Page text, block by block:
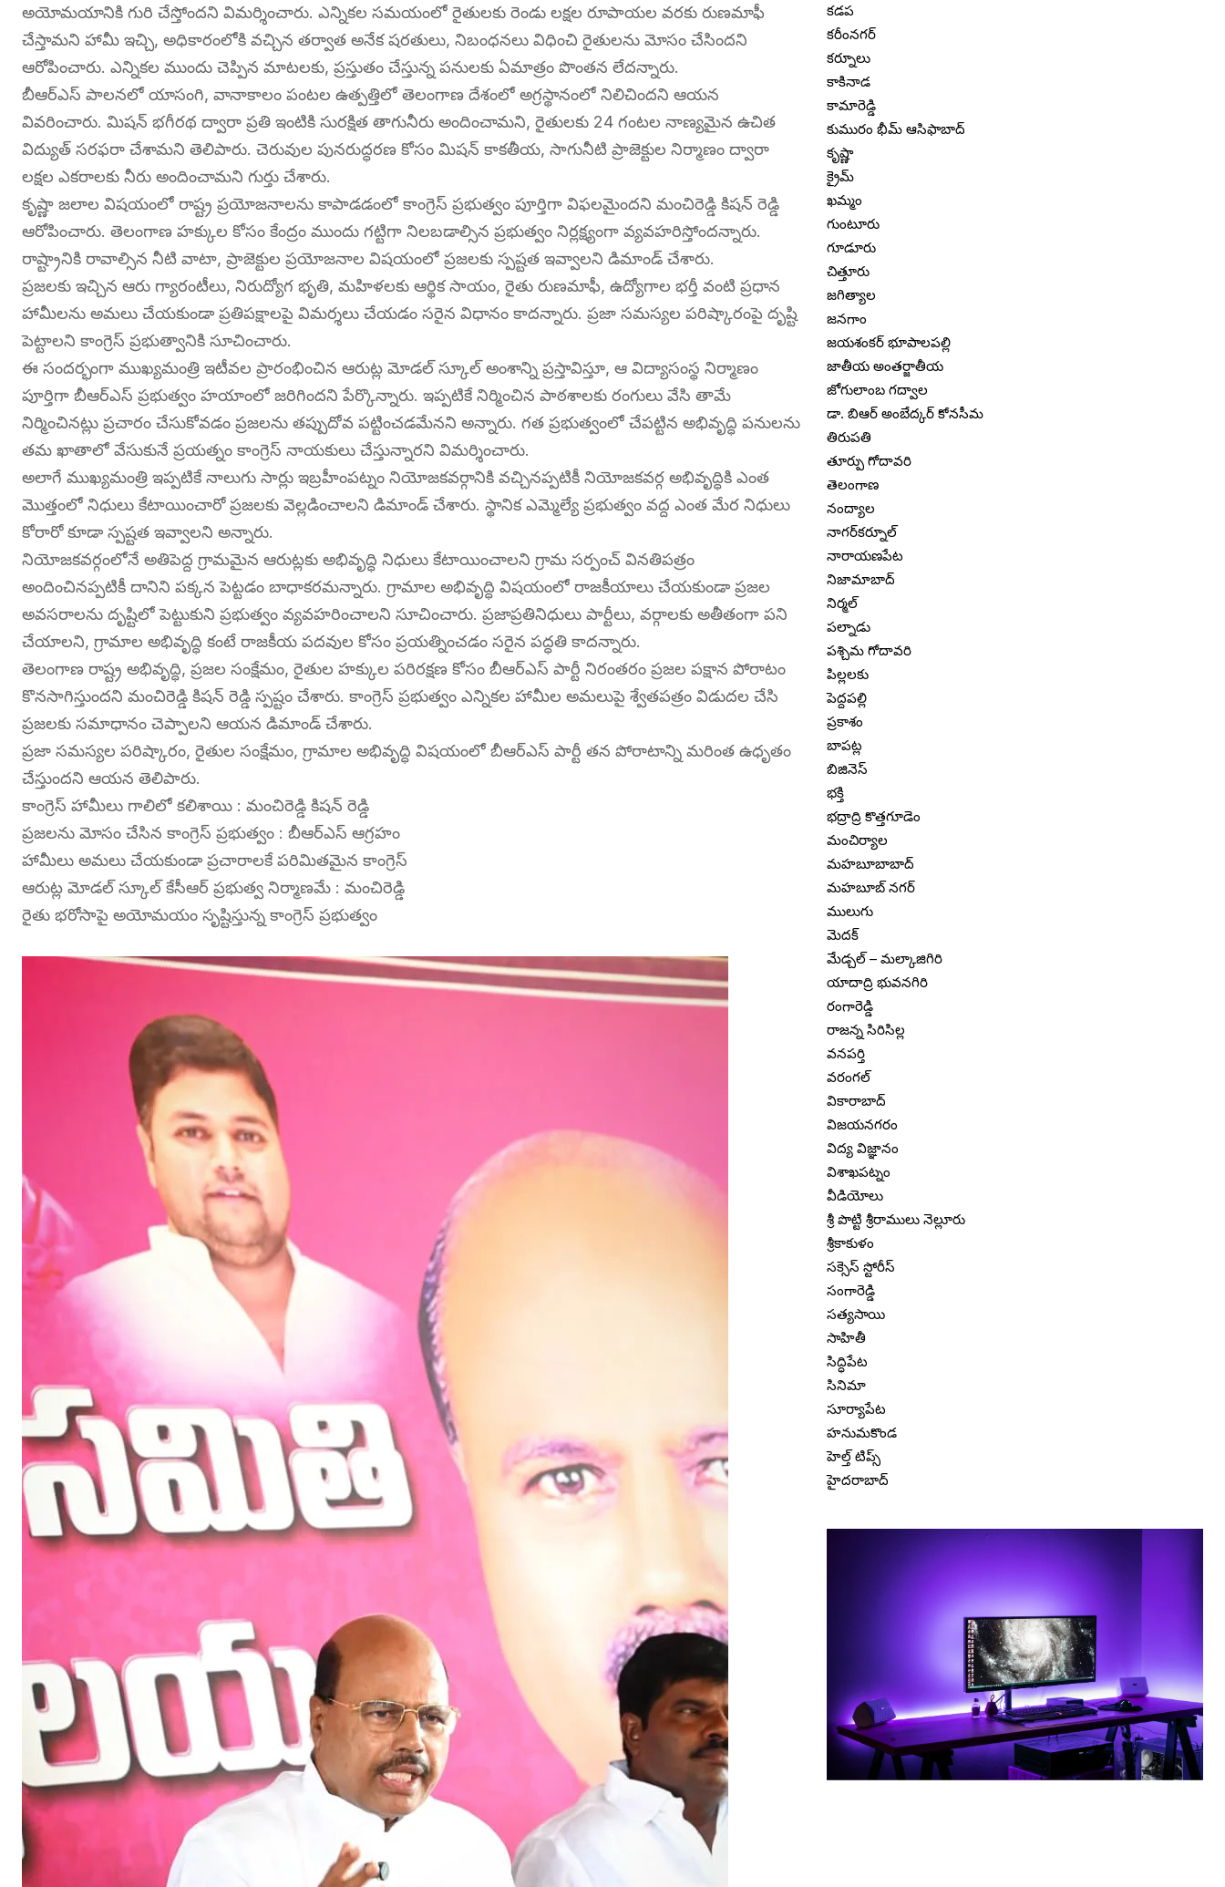
అయోమయానికి గురి చేస్తోందని విమర్శించారు. ఎన్నికల సమయంలో రైతులకు రెండు లక్షల రూపాయల వరకు రుణమాఫీ
చేస్తామని హామీ ఇచ్చి, అధికారంలోకి వచ్చిన తర్వాత అనేక షరతులు, నిబంధనలు విధించి రైతులను మోసం చేసిందని
ఆరోపించారు. ఎన్నికల ముందు చెప్పిన మాటలకు, ప్రస్తుతం చేస్తున్న పనులకు ఏమాత్రం పొంతన లేదన్నారు.
బీఆర్ఎస్ పాలనలో యాసంగి, వానాకాలం పంటల ఉత్పత్తిలో తెలంగాణ దేశంలో అగ్రస్థానంలో నిలిచిందని ఆయన
వివరించారు. మిషన్ భగీరథ ద్వారా ప్రతి ఇంటికి సురక్షిత తాగునీరు అందించామని, రైతులకు 24 గంటల నాణ్యమైన ఉచిత
విద్యుత్ సరఫరా చేశామని తెలిపారు. చెరువుల పునరుద్ధరణ కోసం మిషన్ కాకతీయ, సాగునీటి ప్రాజెక్టుల నిర్మాణం ద్వారా
లక్షల ఎకరాలకు నీరు అందించామని గుర్తు చేశారు.
కృష్ణా జలాల విషయంలో రాష్ట్ర ప్రయోజనాలను కాపాడడంలో కాంగ్రెస్ ప్రభుత్వం పూర్తిగా విఫలమైందని మంచిరెడ్డి కిషన్ రెడ్డి
ఆరోపించారు. తెలంగాణ హక్కుల కోసం కేంద్రం ముందు గట్టిగా నిలబడాల్సిన ప్రభుత్వం నిర్లక్ష్యంగా వ్యవహరిస్తోందన్నారు.
రాష్ట్రానికి రావాల్సిన నీటి వాటా, ప్రాజెక్టుల ప్రయోజనాల విషయంలో ప్రజలకు స్పష్టత ఇవ్వాలని డిమాండ్ చేశారు.
ప్రజలకు ఇచ్చిన ఆరు గ్యారంటీలు, నిరుద్యోగ భృతి, మహిళలకు ఆర్థిక సాయం, రైతు రుణమాఫీ, ఉద్యోగాల భర్తీ వంటి ప్రధాన
హామీలను అమలు చేయకుండా ప్రతిపక్షాలపై విమర్శలు చేయడం సరైన విధానం కాదన్నారు. ప్రజా సమస్యల పరిష్కారంపై దృష్టి
పెట్టాలని కాంగ్రెస్ ప్రభుత్వానికి సూచించారు.
ఈ సందర్భంగా ముఖ్యమంత్రి ఇటీవల ప్రారంభించిన ఆరుట్ల మోడల్ స్కూల్ అంశాన్ని ప్రస్తావిస్తూ, ఆ విద్యాసంస్థ నిర్మాణం
పూర్తిగా బీఆర్ఎస్ ప్రభుత్వం హయాంలో జరిగిందని పేర్కొన్నారు. ఇప్పటికే నిర్మించిన పాఠశాలకు రంగులు వేసి తామే
నిర్మించినట్లు ప్రచారం చేసుకోవడం ప్రజలను తప్పుదోవ పట్టించడమేనని అన్నారు. గత ప్రభుత్వంలో చేపట్టిన అభివృద్ధి పనులను
తమ ఖాతాలో వేసుకునే ప్రయత్నం కాంగ్రెస్ నాయకులు చేస్తున్నారని విమర్శించారు.
అలాగే ముఖ్యమంత్రి ఇప్పటికే నాలుగు సార్లు ఇబ్రహీంపట్నం నియోజకవర్గానికి వచ్చినప్పటికీ నియోజకవర్గ అభివృద్ధికి ఎంత
మొత్తంలో నిధులు కేటాయించారో ప్రజలకు వెల్లడించాలని డిమాండ్ చేశారు. స్థానిక ఎమ్మెల్యే ప్రభుత్వం వద్ద ఎంత మేర నిధులు
కోరారో కూడా స్పష్టత ఇవ్వాలని అన్నారు.
నియోజకవర్గంలోనే అతిపెద్ద గ్రామమైన ఆరుట్లకు అభివృద్ధి నిధులు కేటాయించాలని గ్రామ సర్పంచ్ వినతిపత్రం
అందించినప్పటికీ దానిని పక్కన పెట్టడం బాధాకరమన్నారు. గ్రామాల అభివృద్ధి విషయంలో రాజకీయాలు చేయకుండా ప్రజల
అవసరాలను దృష్టిలో పెట్టుకుని ప్రభుత్వం వ్యవహరించాలని సూచించారు. ప్రజాప్రతినిధులు పార్టీలు, వర్గాలకు అతీతంగా పని
చేయాలని, గ్రామాల అభివృద్ధి కంటే రాజకీయ పదవుల కోసం ప్రయత్నించడం సరైన పద్ధతి కాదన్నారు.
తెలంగాణ రాష్ట్ర అభివృద్ధి, ప్రజల సంక్షేమం, రైతుల హక్కుల పరిరక్షణ కోసం బీఆర్ఎస్ పార్టీ నిరంతరం ప్రజల పక్షాన పోరాటం
కొనసాగిస్తుందని మంచిరెడ్డి కిషన్ రెడ్డి స్పష్టం చేశారు. కాంగ్రెస్ ప్రభుత్వం ఎన్నికల హామీల అమలుపై శ్వేతపత్రం విడుదల చేసి
ప్రజలకు సమాధానం చెప్పాలని ఆయన డిమాండ్ చేశారు.
ప్రజా సమస్యల పరిష్కారం, రైతుల సంక్షేమం, గ్రామాల అభివృద్ధి విషయంలో బీఆర్ఎస్ పార్టీ తన పోరాటాన్ని మరింత ఉధృతం
చేస్తుందని ఆయన తెలిపారు.
కాంగ్రెస్ హామీలు గాలిలో కలిశాయి : మంచిరెడ్డి కిషన్ రెడ్డి
ప్రజలను మోసం చేసిన కాంగ్రెస్ ప్రభుత్వం : బీఆర్ఎస్ ఆగ్రహం
హామీలు అమలు చేయకుండా ప్రచారాలకే పరిమితమైన కాంగ్రెస్
ఆరుట్ల మోడల్ స్కూల్ కేసీఆర్ ప్రభుత్వ నిర్మాణమే : మంచిరెడ్డి
రైతు భరోసాపై అయోమయం సృష్టిస్తున్న కాంగ్రెస్ ప్రభుత్వం
కడప
కరీంనగర్
కర్నూలు
కాకినాడ
కామారెడ్డి
కుమురం భీమ్ ఆసిఫాబాద్
కృష్ణా
క్రైమ్
ఖమ్మం
గుంటూరు
గూడూరు
చిత్తూరు
జగిత్యాల
జనగాం
జయశంకర్ భూపాలపల్లి
జాతీయ అంతర్జాతీయ
జోగులాంబ గద్వాల
డా. బిఆర్ అంబేద్కర్ కోనసీమ
తిరుపతి
తూర్పు గోదావరి
తెలంగాణ
నంద్యాల
నాగర్‌కర్నూల్
నారాయణపేట
నిజామాబాద్
నిర్మల్
పల్నాడు
పశ్చిమ గోదావరి
పిల్లలకు
పెద్దపల్లి
ప్రకాశం
బాపట్ల
బిజినెస్
భక్తి
భద్రాద్రి కొత్తగూడెం
మంచిర్యాల
మహబూబాబాద్
మహబూబ్ నగర్
ములుగు
మెదక్
మేడ్చల్ – మల్కాజిగిరి
యాదాద్రి భువనగిరి
రంగారెడ్డి
రాజన్న సిరిసిల్ల
వనపర్తి
వరంగల్
వికారాబాద్
విజయనగరం
విద్య విజ్ఞానం
విశాఖపట్నం
వీడియోలు
శ్రీ పొట్టి శ్రీరాములు నెల్లూరు
శ్రీకాకుళం
సక్సెస్ స్టోరీస్
సంగారెడ్డి
సత్యసాయి
సాహితీ
సిద్ధిపేట
సినిమా
సూర్యాపేట
హనుమకొండ
హెల్త్ టిప్స్
హైదరాబాద్